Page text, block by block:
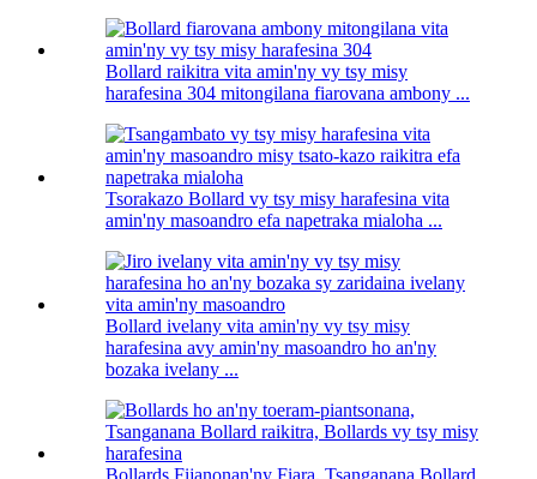
Bollard raikitra vita amin'ny vy tsy misy
harafesina 304 mitongilana fiarovana ambony ...
Tsorakazo Bollard vy tsy misy harafesina vita
amin'ny masoandro efa napetraka mialoha ...
Bollard ivelany vita amin'ny vy tsy misy
harafesina avy amin'ny masoandro ho an'ny
bozaka ivelany ...